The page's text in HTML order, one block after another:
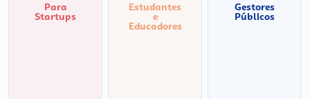
Para
Startups
Estudantes
e
Educadores
Gestores
Públicos